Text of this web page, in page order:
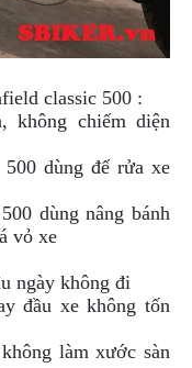
classic 500 :
không chiếm diện
dùng để rửa xe
dùng nâng bánh
vỏ xe
ngày không đi
đầu xe không tốn
làm xước sàn